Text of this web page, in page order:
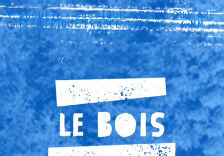
ACCUEIL»BOUTIQUE»TABLE GUITARE
ÉLECTRIQUE ÉRABLE ONDÉ 1S – 4 MM
A23-202